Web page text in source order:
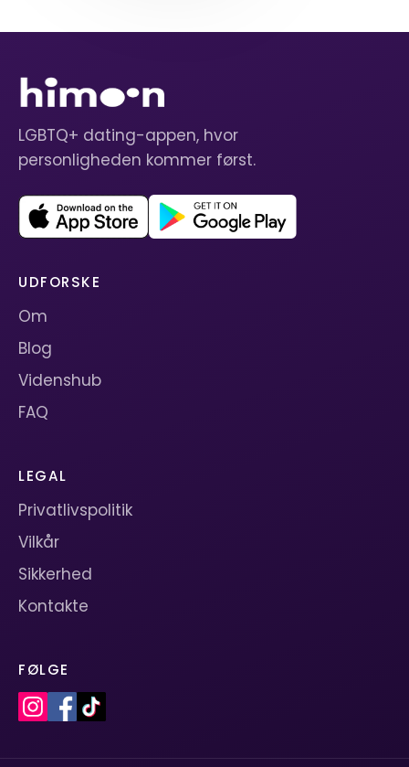
LGBTQ+ dating-appen, hvor
personligheden kommer først.
UDFORSKE
Om
Blog
Videnshub
FAQ
LEGAL
Privatlivspolitik
Vilkår
Sikkerhed
Kontakte
FØLGE